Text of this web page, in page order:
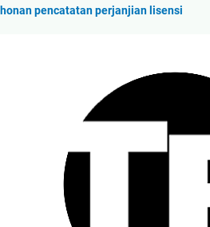
pencatatan perjanjian lisensi